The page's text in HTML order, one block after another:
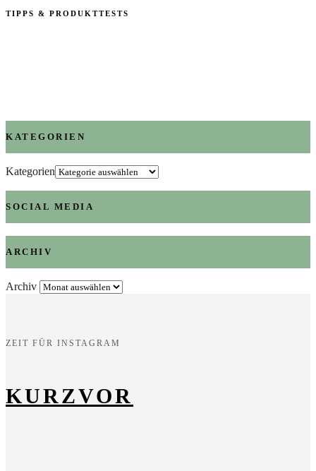
TIPPS & PRODUKTTESTS
KATEGORIEN
Kategorien
SOCIAL MEDIA
ARCHIV
Archiv
ZEIT FÜR INSTAGRAM
KURZVOR